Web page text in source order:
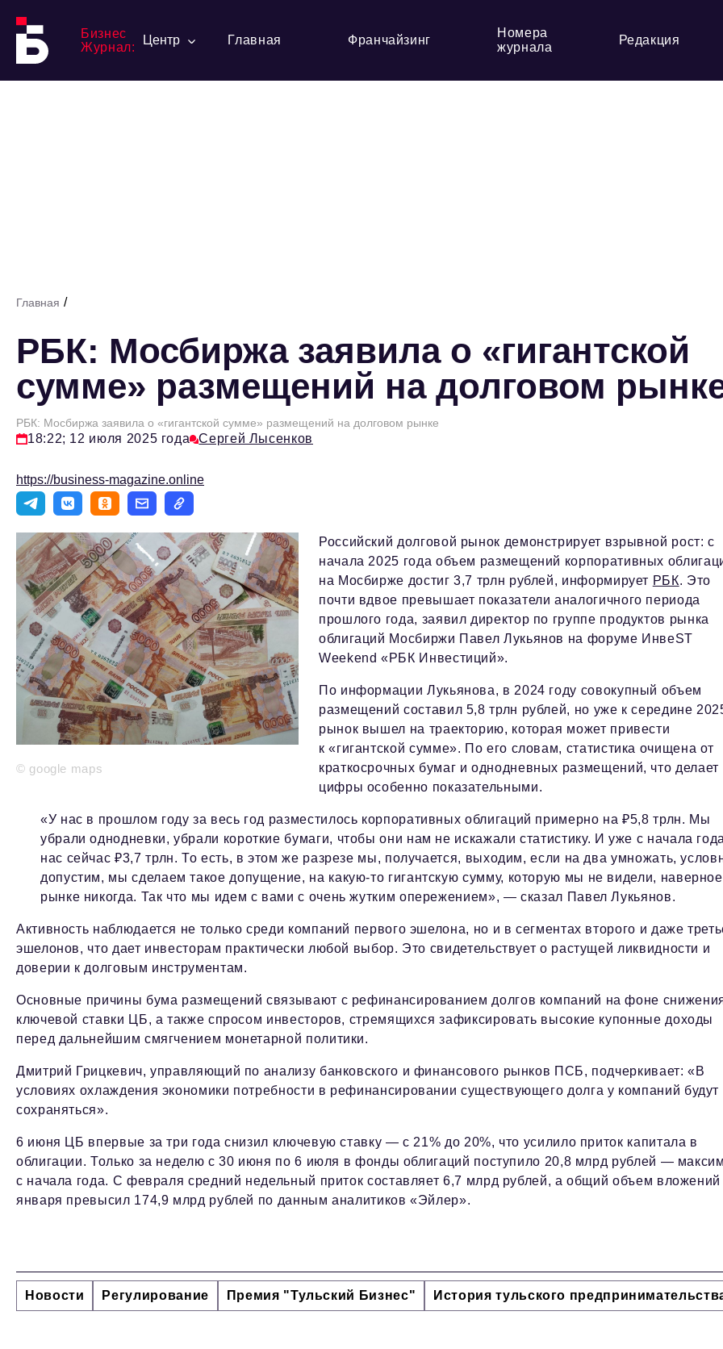
Бизнес
Журнал:
Центр Главная Франчайзинг
Номера
журнала
Редакция
Главная /
РБК: Мосбиржа заявила о «гигантской
сумме» размещений на долговом
РБК: Мосбиржа заявила о «гигантской сумме» размещений на долговом рынке
18:22; 12 июля 2025 года Сергей Лысенков
https://business-magazine.online
© google maps
Российский долговой рынок демонстрирует взрывной рост: с
начала 2025 года объем размещений корпоративных
на Мосбирже достиг 3,7 трлн рублей, информирует РБК. Это
почти вдвое превышает показатели аналогичного периода
прошлого года, заявил директор по группе продуктов рынка
облигаций Мосбиржи Павел Лукьянов на форуме ИнвеST
Weekend «РБК Инвестиций».
По информации Лукьянова, в 2024 году совокупный объем
размещений составил 5,8 трлн рублей, но уже к середине
рынок вышел на траекторию, которая может привести
к «гигантской сумме». По его словам, статистика очищена от
краткосрочных бумаг и однодневных размещений, что делает
цифры особенно показательными.
«У нас в прошлом году за весь год разместилось корпоративных облигаций примерно на ₽5,8 трлн. Мы
убрали однодневки, убрали короткие бумаги, чтобы они нам не искажали статистику. И уже с начала
нас сейчас ₽3,7 трлн. То есть, в этом же разрезе мы, получается, выходим, если на два умножать,
допустим, мы сделаем такое допущение, на какую-то гигантскую сумму, которую мы не видели,
рынке никогда. Так что мы идем с вами с очень жутким опережением», — сказал Павел Лукьянов.
Активность наблюдается не только среди компаний первого эшелона, но и в сегментах второго и даже
эшелонов, что дает инвесторам практически любой выбор. Это свидетельствует о растущей ликвидности и
доверии к долговым инструментам.
Основные причины бума размещений связывают с рефинансированием долгов компаний на фоне
ключевой ставки ЦБ, а также спросом инвесторов, стремящихся зафиксировать высокие купонные доходы
перед дальнейшим смягчением монетарной политики.
Дмитрий Грицкевич, управляющий по анализу банковского и финансового рынков ПСБ, подчеркивает: «В
условиях охлаждения экономики потребности в рефинансировании существующего долга у компаний будут
сохраняться».
6 июня ЦБ впервые за три года снизил ключевую ставку — с 21% до 20%, что усилило приток капитала в
облигации. Только за неделю с 30 июня по 6 июля в фонды облигаций поступило 20,8 млрд рублей —
с начала года. С февраля средний недельный приток составляет 6,7 млрд рублей, а общий объем вложений
января превысил 174,9 млрд рублей по данным аналитиков «Эйлер».
Новости Регулирование Премия "Тульский Бизнес" История тульского